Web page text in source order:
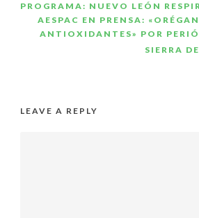
PROGRAMA: NUEVO LEÓN
AESPAC EN PRENSA:
ANTIOXIDANTES» POR
SIERRA
LEAVE A REPLY